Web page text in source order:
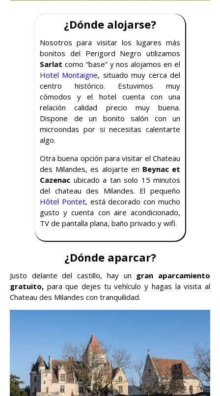
¿Dónde alojarse?
Nosotros para visitar los lugares más
bonitos del Perigord Negro utilizamos
Sarlat como “base” y nos alojamos en el
Hotel Montaigne, situado muy cerca del
centro histórico. Estuvimos muy
cómodos y el hotel cuenta con una
relación calidad precio muy buena.
Dispone de un bonito salón con un
microondas por si necesitas calentarte
algo.
Otra buena opción para visitar el Chateau
des Milandes, es alojarte en Beynac et
Cazenac ubicado a tan solo 15 minutos
del chateau des Milandes. El pequeño
Hôtel Pontet, está decorado con mucho
gusto y cuenta con aire acondicionado,
TV de pantalla plana, baño privado y wifi.
¿Dónde aparcar?
Justo delante del castillo, hay un gran aparcamiento
gratuito, para que dejes tu vehículo y hagas la visita al
Chateau des Milandes con tranquilidad.